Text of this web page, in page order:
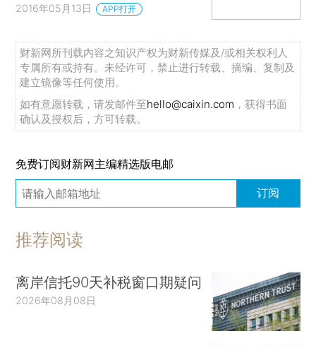
2016年05月13日 APP打开
财新网所刊载内容之知识产权为财新传媒及/或相关权利人
专属所有或持有。未经许可，禁止进行转载、摘编、复制及
建立镜像等任何使用。
如有意愿转载，请发邮件至hello@caixin.com ，获得书面
确认及授权后，方可转载。
免费订阅财新网主编精选版电邮
订阅
推荐阅读
离岸信托90天补税窗口期疑问
2026年08月08日